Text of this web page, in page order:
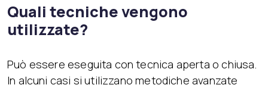
Quali tecniche vengono
utilizzate?
Può essere eseguita con tecnica aperta o chiusa.
In alcuni casi si utilizzano metodiche avanzate